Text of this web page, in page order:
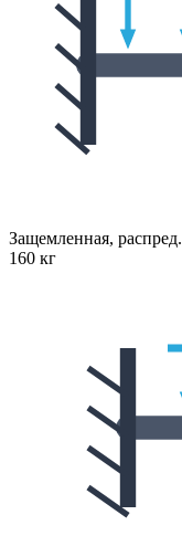
Защемленная, распред.
160 кг